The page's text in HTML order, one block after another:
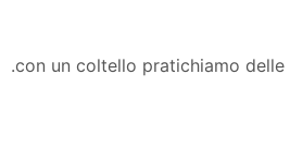
.con un coltello pratichiamo